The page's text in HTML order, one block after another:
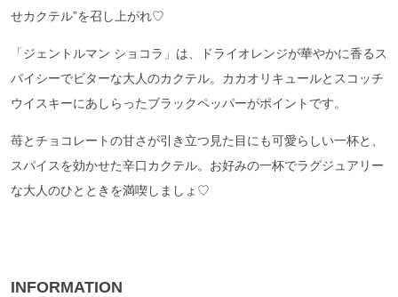
せカクテル”を召し上がれ♡
「ジェントルマン ショコラ」は、ドライオレンジが華やかに香るス
パイシーでビターな大人のカクテル。カカオリキュールとスコッチ
ウイスキーにあしらったブラックペッパーがポイントです。
苺とチョコレートの甘さが引き立つ見た目にも可愛らしい一杯と、
スパイスを効かせた辛口カクテル。お好みの一杯でラグジュアリー
な大人のひとときを満喫しましょ♡
INFORMATION